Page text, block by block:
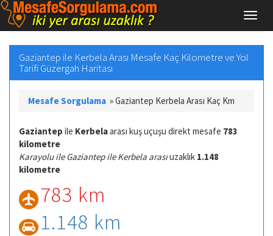
Gaziantep ile Kerbela Arası Mesafe Kaç Kilometre ve Yol
Tarifi Güzergah Haritası
Mesafe Sorgulama »Gaziantep Kerbela Arası Kaç Km
Gaziantep ile Kerbelaarası kuş uçuşu direkt mesafe 783
kilometre
Karayolu ile Gaziantep ile Kerbela arasıuzaklık 1.148
kilometre
783 km
1.148 km